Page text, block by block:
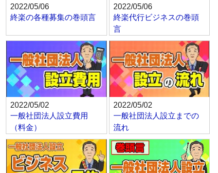
2022/05/06
終楽の各種募集の巻頭言
2022/05/06
終楽代行ビジネスの巻頭
言
2022/05/02
一般社団法人設立費用
（料金）
2022/05/02
一般社団法人設立までの
流れ